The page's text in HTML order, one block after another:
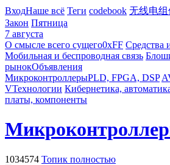
ВходНаше всё Теги codebook 无线电组
Закон Пятница
7 августа
О смысле всего сущего0xFF Средства
Мобильная и беспроводная связь
рынокОбъявления
МикроконтроллерыPLD, FPGA, DSP
VТехнологии Кибернетика,
платы, компоненты
1034574 Топик полностью